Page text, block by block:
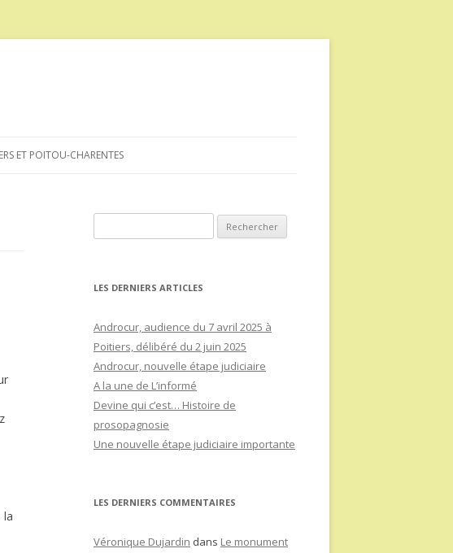
ET POITOU-CHARENTES
la
LES DERNIERS ARTICLES
Androcur, audience du 7 avril 2025 à
Poitiers, délibéré du 2 juin 2025
Androcur, nouvelle étape judiciaire
A la une de L’informé
Devine qui c’est… Histoire de
prosopagnosie
Une nouvelle étape judiciaire importante
LES DERNIERS COMMENTAIRES
Véronique Dujardin dans Le monument